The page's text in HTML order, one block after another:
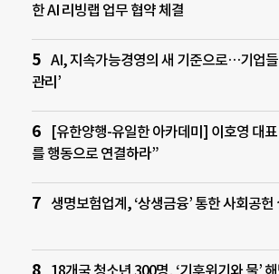
한 AI 리빙랩 업무 협약 체결
AI, 지속가능경영의 새 기준으로…기업들
관리’
[유한양행-유일한 아카데미] 이호영 대표
를 행동으로 연결하라”
생명보험업계, ‘상생금융’ 통한 사회공헌
18개국 청소년 300명, ‘기후위기와 물’